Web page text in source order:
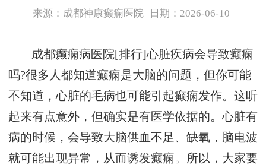
来源：成都神康癫痫医院 日期：2026-06-10
成都癫痫病医院[排行]心脏疾病会导致癫痫
吗?很多人都知道癫痫是大脑的问题，但你可能
不知道，心脏的毛病也可能引起癫痫发作。这听
起来有点意外，但确实是有医学依据的。心脏有
病的时候，会导致大脑供血不足、缺氧，脑电波
就可能出现异常，从而诱发癫痫。所以，大家要